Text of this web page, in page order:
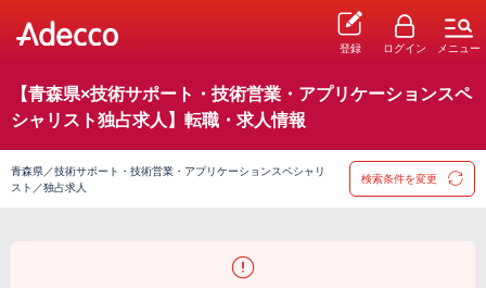
登録 ログイン メニュー
【青森県×技術サポート・技術営業・アプリケーションスペ
シャリスト独占求人】転職・求人情報
青森県／技術サポート・技術営業・アプリケーションスペシャリ
スト／独占求人
検索条件を変更